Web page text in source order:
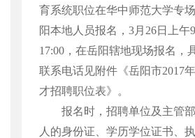
育系统职位在华中师范大学专
阳本地人员报名， 3月 26日上午
17:00 ，在岳阳辖地现场报名，
联系电话见附件《岳阳市2017
才招聘职位表》。
报名时，招聘单位及主管
人的身份证、学历学位证书、